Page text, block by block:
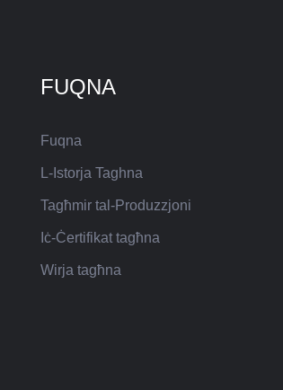
FUQNA
Fuqna
L-Istorja Taghna
Tagħmir tal-Produzzjoni
Iċ-Ċertifikat tagħna
Wirja tagħna